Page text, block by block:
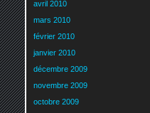
avril 2010
mars 2010
février 2010
janvier 2010
décembre 2009
novembre 2009
octobre 2009